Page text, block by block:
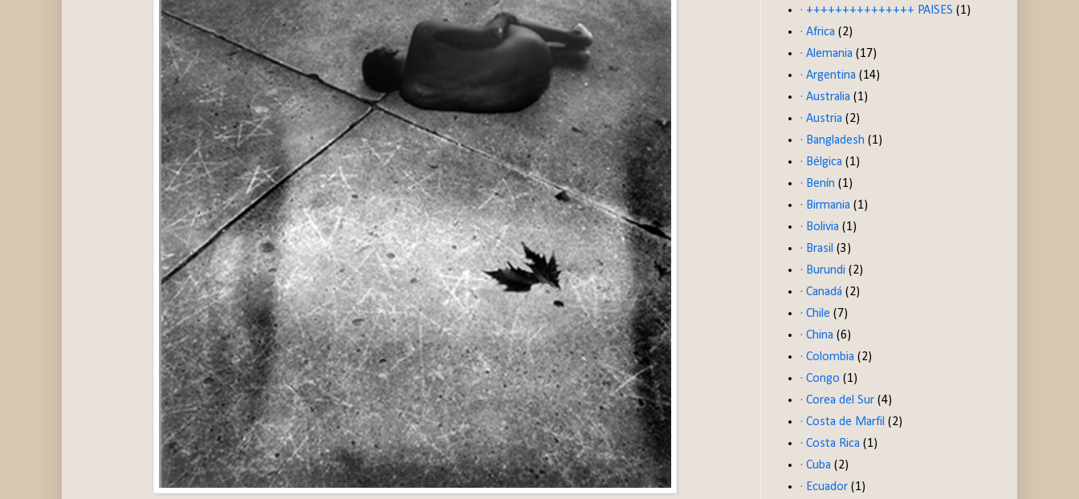
· +++++++++++++++ PAISES (1)
· Africa (2)
· Alemania (17)
· Argentina (14)
· Australia (1)
· Austria (2)
· Bangladesh (1)
· Bélgica (1)
· Benín (1)
· Birmania (1)
· Bolivia (1)
· Brasil (3)
· Burundi (2)
· Canadá (2)
· Chile (7)
· China (6)
· Colombia (2)
· Congo (1)
· Corea del Sur (4)
· Costa de Marfil (2)
· Costa Rica (1)
· Cuba (2)
· Ecuador (1)